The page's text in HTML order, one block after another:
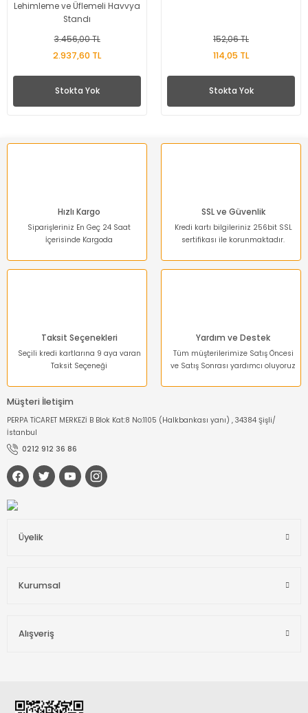
Lehimleme ve Üflemeli Havvya
Standı
3.456,00 TL
2.937,60 TL
Stokta Yok
152,06 TL
114,05 TL
Stokta Yok
Hızlı Kargo
Siparişleriniz En Geç 24 Saat
İçerisinde Kargoda
SSL ve Güvenlik
Kredi kartı bilgileriniz 256bit SSL
sertifikası ile korunmaktadır.
Taksit Seçenekleri
Seçili kredi kartlarına 9 aya varan
Taksit Seçeneği
Yardım ve Destek
Tüm müşterilerimize Satış Öncesi
ve Satış Sonrası yardımcı oluyoruz
Müşteri İletişim
PERPA TİCARET MERKEZİ B Blok Kat:8 No:1105 (Halkbankası yanı) , 34384 Şişli/
İstanbul
0212 912 36 86
Üyelik
Kurumsal
Alışveriş